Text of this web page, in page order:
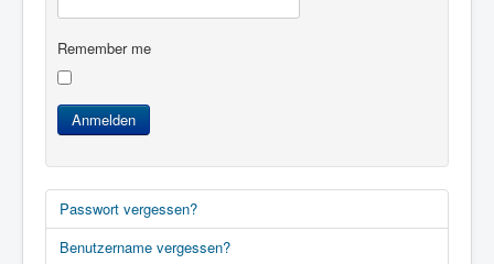
Remember me
Anmelden
Passwort vergessen?
Benutzername vergessen?